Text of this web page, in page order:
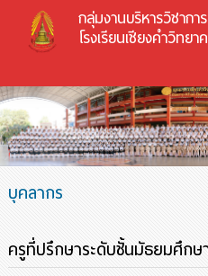
กลุ่มงานบริหารวิชาการ
โรงเรียนเชียงคำวิทยา
บุคลากร
ครูที่ปรึกษาระดับชั้นมัธยมศึก